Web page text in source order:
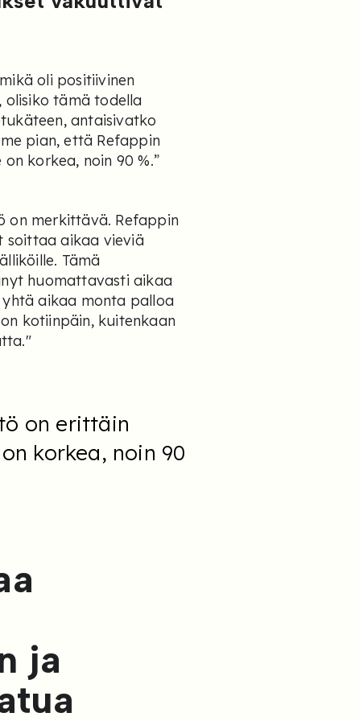
oli positiivinen
olisiko tämä todella
antaisivatko
pian, että Refappin
korkea, noin 90 %.”
on merkittävä. Refappin
soittaa aikaa vieviä
Tämä
huomattavasti aikaa
aikaa monta palloa
kotiinpäin, kuitenkaan
on erittäin
korkea, noin 90
ja